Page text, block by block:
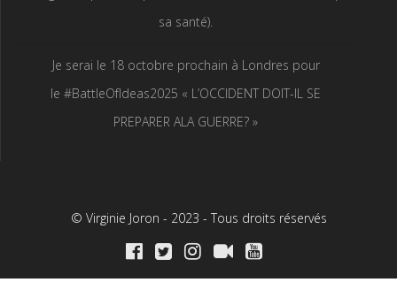
sa santé).
Je serai le 18 octobre prochain à Londres pour
le #BattleOfIdeas2025 « L’OCCIDENT DOIT-IL SE
PREPARER ALA GUERRE? »
© Virginie Joron - 2023 - Tous droits réservés